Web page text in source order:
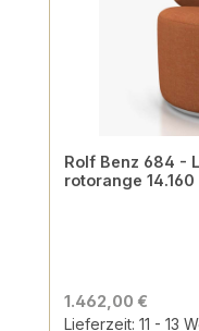
Rolf Benz 684 -
rotorange 14.160
1.462,00 €
Lieferzeit: 11 - 13